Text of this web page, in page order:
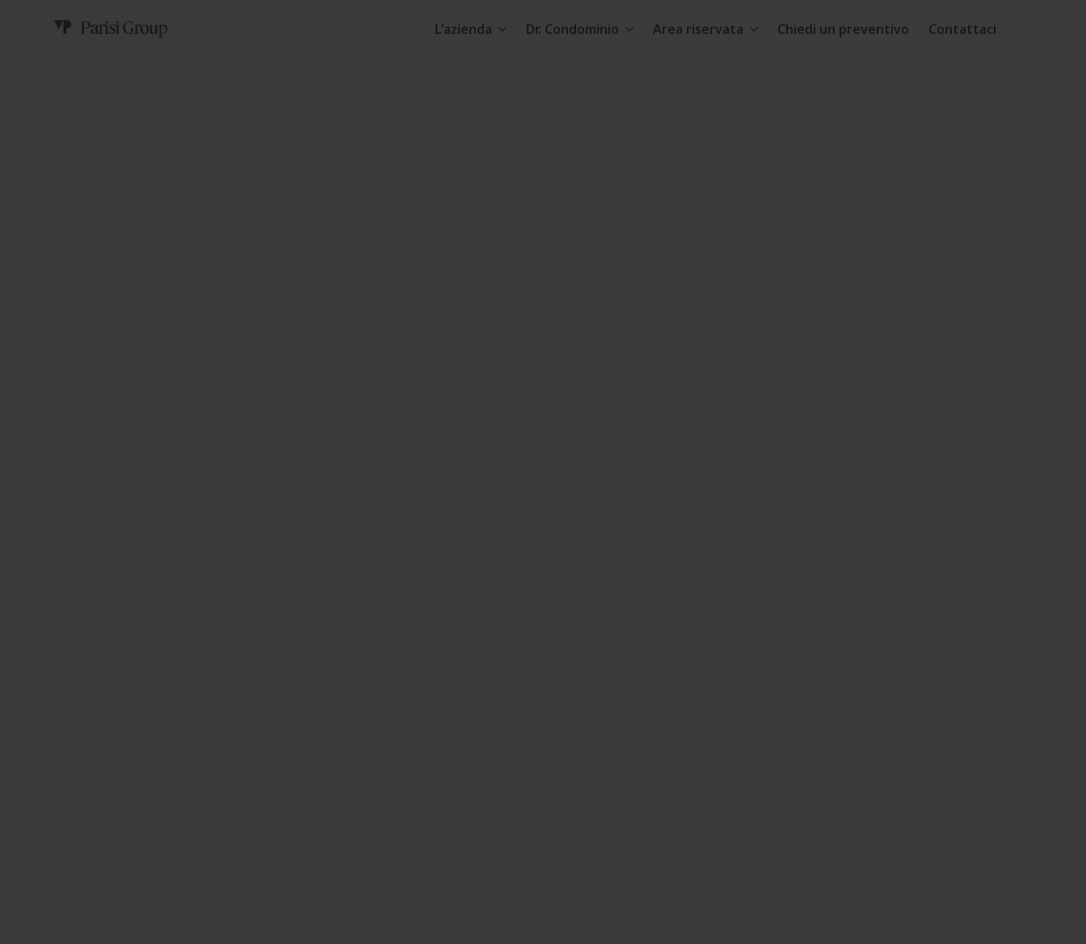
L'azienda Dr. Condominio Area riservata Chiedi un preventivo Contattaci